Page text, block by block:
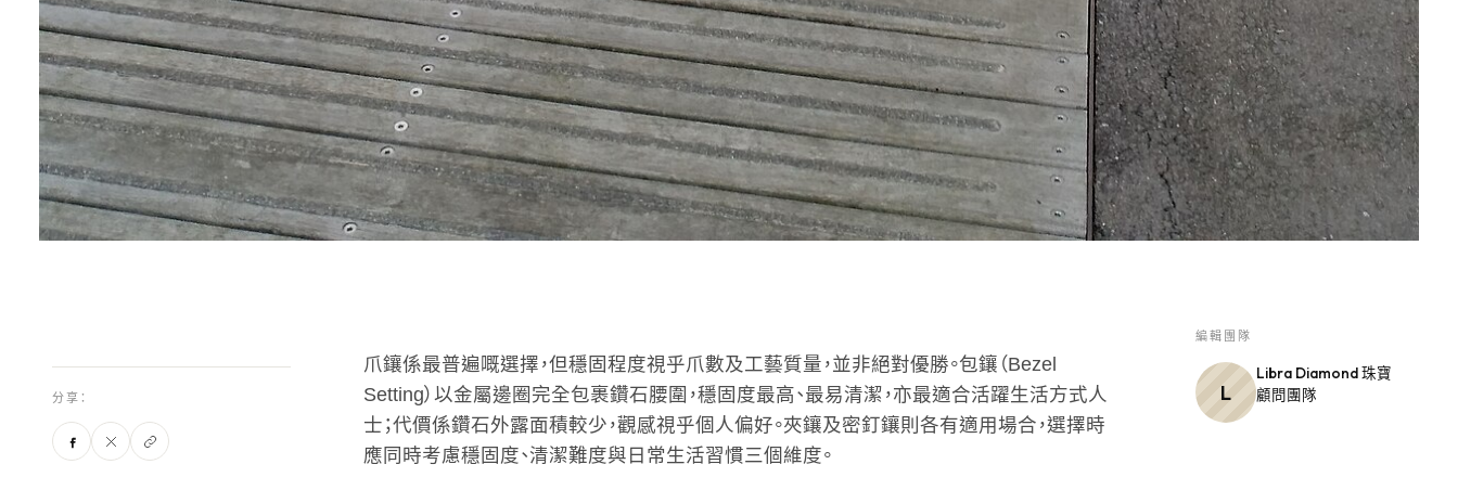
分享：
爪鑲係最普遍嘅選擇，但穩固程度視乎爪數及工藝質量，並非絕對優勝。包鑲（Bezel
Setting）以金屬邊圈完全包裹鑽石腰圍，穩固度最高、最易清潔，亦最適合活躍生活方式人
士；代價係鑽石外露面積較少，觀感視乎個人偏好。夾鑲及密釘鑲則各有適用場合，選擇時
應同時考慮穩固度、清潔難度與日常生活習慣三個維度。
編輯團隊
L
Libra Diamond 珠寶
顧問團隊